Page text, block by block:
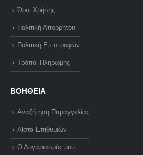
Όροι Χρήσης
Πολιτική Απορρήτου
Πολιτική Επιστροφών
Τρόποι Πληρωμής
ΒΟΗΘΕΙΑ
Αναζήτηση Παραγγελίας
Λίστα Επιθυμιών
Ο Λογαριασμός μου